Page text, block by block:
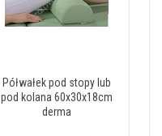
Półwałek pod stopy lub
pod kolana 60x30x18cm
derma